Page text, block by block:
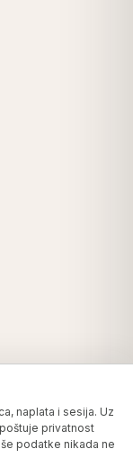
naplata i sesija. Uz
privatnost
podatke nikada ne